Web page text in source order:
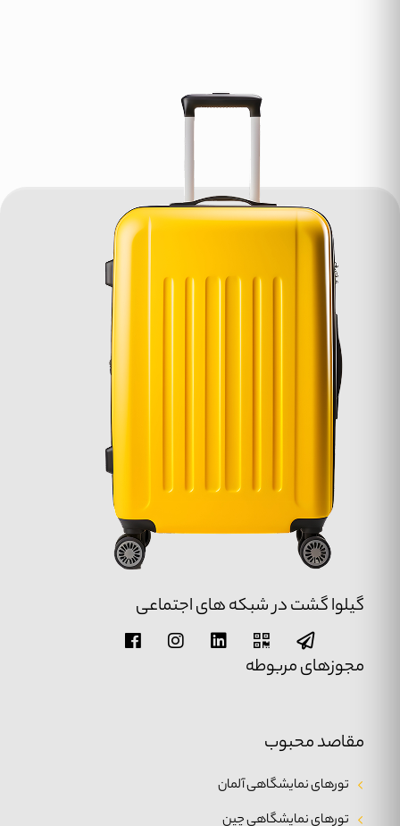
مقاصد محبوب
تورهای نمایشگاهی آلمان
تورهای نمایشگاهی چین
گیلوا گشت در شبکه های اجتماعی
مجوزهای مربوطه